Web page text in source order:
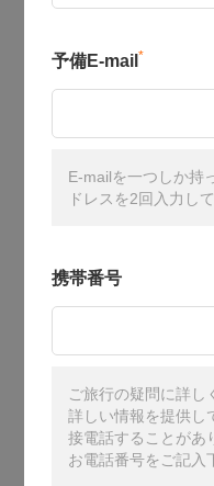
予備E-mail *
E-mailを一つしか持
ドレスを2回入力し
携帯番号
ご旅行の疑問に詳し
詳しい情報を提供し
接電話することがあ
お電話番号をご記入